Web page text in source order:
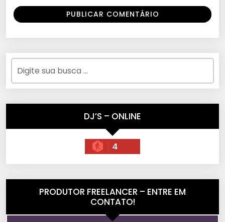
DJ’S – ONLINE
4
PRODUTOR FREELANCER – ENTRE EM
CONTATO!